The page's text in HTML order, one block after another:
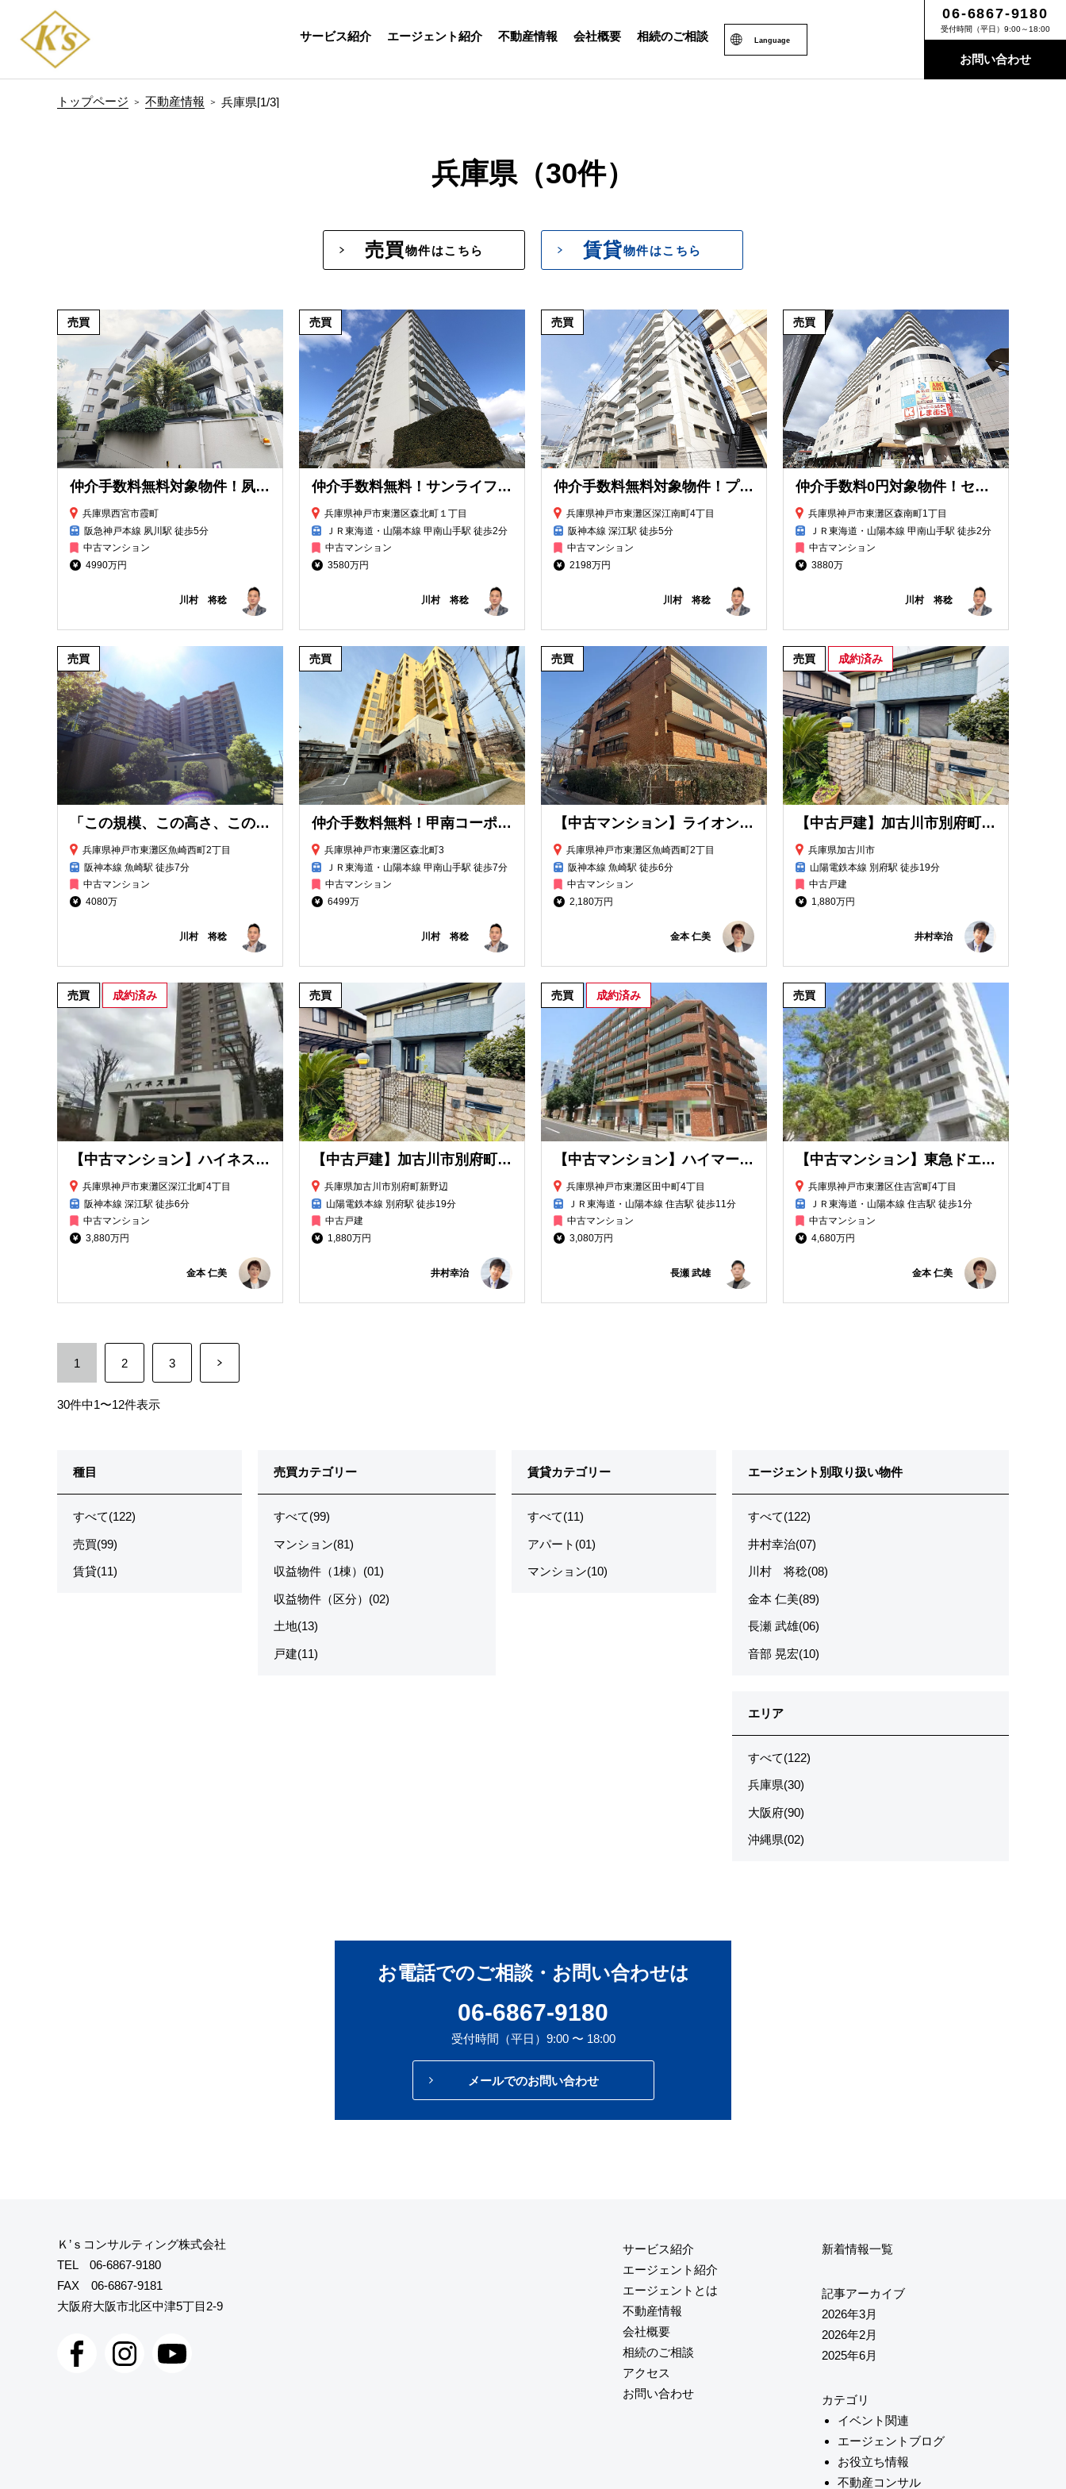
サービス紹介 エージェント紹介 不動産情報 会社概要 相続のご相談 Language
06-6867-9180
受付時間（平日）9:00～18:00
お問い合わせ
トップページ 不動産情報 兵庫県[1/3]
兵庫県（30件）
売買物件はこちら 賃貸物件はこちら
仲介手数料無料対象物件！夙川レックスマンション
兵庫県西宮市霞町
阪急神戸本線 夙川駅 徒歩5分
中古マンション
4990万円
川村 将稔
売買
仲介手数料無料！サンライフ本山
兵庫県神戸市東灘区森北町１丁目
ＪＲ東海道・山陽本線 甲南山手駅 徒歩2分
中古マンション
3580万円
川村 将稔
売買
仲介手数料無料対象物件！プリオーレ東灘
兵庫県神戸市東灘区深江南町4丁目
阪神本線 深江駅 徒歩5分
中古マンション
2198万円
川村 将稔
売買
仲介手数料0円対象物件！セルバ
兵庫県神戸市東灘区森南町1丁目
ＪＲ東海道・山陽本線 甲南山手駅 徒歩2分
中古マンション
3880万
川村 将稔
売買
「この規模、この高さ、この明るさ。」モンセーヌ住吉川公園1番館
兵庫県神戸市東灘区魚崎西町2丁目
阪神本線 魚崎駅 徒歩7分
中古マンション
4080万
川村 将稔
売買
仲介手数料無料！甲南コーポラス6,499万円
兵庫県神戸市東灘区森北町3
ＪＲ東海道・山陽本線 甲南山手駅 徒歩7分
中古マンション
6499万
川村 将稔
売買
【中古マンション】ライオンズマンション住吉川公園
兵庫県神戸市東灘区魚崎西町2丁目
阪神本線 魚崎駅 徒歩6分
中古マンション
2,180万円
金本 仁美
売買
【中古戸建】加古川市別府町新野辺戸建
兵庫県加古川市
山陽電鉄本線 別府駅 徒歩19分
中古戸建
1,880万円
井村幸治
売買 成約済み
【中古マンション】ハイネス東灘
兵庫県神戸市東灘区深江北町4丁目
阪神本線 深江駅 徒歩6分
中古マンション
3,880万円
金本 仁美
売買 成約済み
【中古戸建】加古川市別府町新野辺戸建
兵庫県加古川市別府町新野辺
山陽電鉄本線 別府駅 徒歩19分
中古戸建
1,880万円
井村幸治
売買
【中古マンション】ハイマート東灘
兵庫県神戸市東灘区田中町4丁目
ＪＲ東海道・山陽本線 住吉駅 徒歩11分
中古マンション
3,080万円
長瀬 武雄
売買 成約済み
【中古マンション】東急ドエルアルス住吉駅前
兵庫県神戸市東灘区住吉宮町4丁目
ＪＲ東海道・山陽本線 住吉駅 徒歩1分
中古マンション
4,680万円
金本 仁美
売買
1 2 3
30件中1〜12件表示
種目
すべて(122)
売買(99)
賃貸(11)
売買カテゴリー
すべて(99)
マンション(81)
収益物件（1棟）(01)
収益物件（区分）(02)
土地(13)
戸建(11)
賃貸カテゴリー
すべて(11)
アパート(01)
マンション(10)
エージェント別取り扱い物件
すべて(122)
井村幸治(07)
川村 将稔(08)
金本 仁美(89)
長瀬 武雄(06)
音部 晃宏(10)
エリア
すべて(122)
兵庫県(30)
大阪府(90)
沖縄県(02)
お電話でのご相談・お問い合わせは
06-6867-9180
受付時間（平日）9:00 〜 18:00
メールでのお問い合わせ
Ｋ’ｓコンサルティング株式会社
TEL 06-6867-9180
FAX 06-6867-9181
大阪府大阪市北区中津5丁目2-9
サービス紹介
エージェント紹介
エージェントとは
不動産情報
会社概要
相続のご相談
アクセス
お問い合わせ
新着情報一覧
記事アーカイブ
2026年3月
2026年2月
2025年6月
カテゴリ
イベント関連
エージェントブログ
お役立ち情報
不動産コンサル